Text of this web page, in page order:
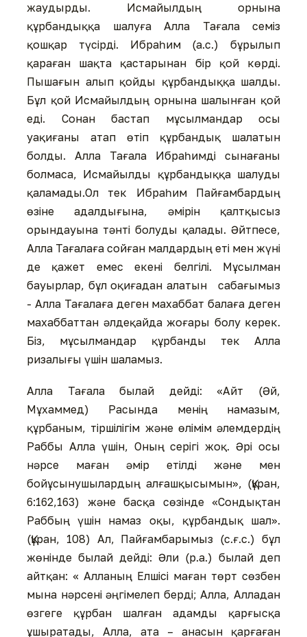
жаудырды. Исмайылдың орнына
құрбандыққа шалуға Алла Тағала семіз
қошқар түсірді. Ибраһим (а.с.) бұрылып
қараған шақта қастарынан бір қой көрді.
Пышағын алып қойды құрбандыққа шалды.
Бұл қой Исмайылдың орнына шалынған қой
еді. Сонан бастап мұсылмандар осы
уақиғаны атап өтіп құрбандық шалатын
болды. Алла Тағала Ибраһимді сынағаны
болмаса, Исмайылды құрбандыққа шалуды
қаламады.Ол тек Ибраһим Пайғамбардың
өзіне адалдығына, әмірін қалтқысыз
орындауына тәнті болуды қалады. Әйтпесе,
Алла Тағалаға сойған малдардың еті мен жүні
де қажет емес екені белгілі. Мұсылман
бауырлар, бұл оқиғадан алатын сабағымыз
- Алла Тағалаға деген махаббат балаға деген
махаббаттан әлдеқайда жоғары болу керек.
Біз, мұсылмандар құрбанды тек Алла
ризалығы үшін шаламыз.
Алла Тағала былай дейді: «Айт (Әй,
Мұхаммед) Расында менің намазым,
құрбаным, тіршілігім және өлімім әлемдердің
Раббы Алла үшін, Оның серігі жоқ. Әрі осы
нәрсе маған әмір етілді және мен
бойұсынушылардың алғашқысымын», (Құран,
6:162,163) және басқа сөзінде «Сондықтан
Раббың үшін намаз оқы, құрбандық шал».
(Құран, 108) Ал, Пайғамбарымыз (с.ғ.с.) бұл
жөнінде былай дейді: Әли (р.а.) былай деп
айтқан: « Алланың Елшісі маған төрт сөзбен
мына нәрсені әңгімелеп берді; Алла, Алладан
өзгеге құрбан шалған адамды қарғысқа
ұшыратады, Алла, ата – анасын қарғаған